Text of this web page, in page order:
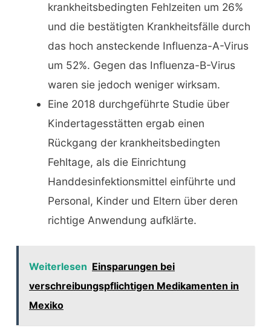
krankheitsbedingten Fehlzeiten um 26%
und die bestätigten Krankheitsfälle durch
das hoch ansteckende Influenza-A-Virus
um 52%. Gegen das Influenza-B-Virus
waren sie jedoch weniger wirksam.
Eine 2018 durchgeführte Studie über
Kindertagesstätten ergab einen
Rückgang der krankheitsbedingten
Fehltage, als die Einrichtung
Handdesinfektionsmittel einführte und
Personal, Kinder und Eltern über deren
richtige Anwendung aufklärte.
Weiterlesen Einsparungen bei
verschreibungspflichtigen Medikamenten in
Mexiko